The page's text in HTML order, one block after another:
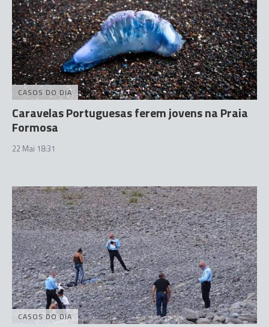
CASOS DO DIA
Caravelas Portuguesas ferem jovens na Praia
Formosa
22 Mai 18:31
CASOS DO DIA